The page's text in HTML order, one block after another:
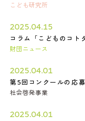
こども研究所
2025.04.15
コラム「こどものコト
財団ニュース
2025.04.01
第5回コンクールの応
社会啓発事業
2025.04.01